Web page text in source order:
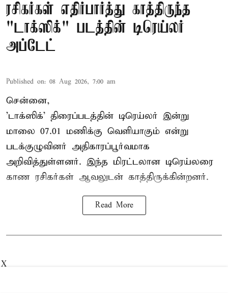
ரசிகர்கள் எதிர்பார்த்து காத்திருந்த
"டாக்ஸிக்" படத்தின் டிரெய்லர்
அப்டேட்
Published on: 08 Aug 2026, 7:00 am
சென்னை,
'டாக்ஸிக்' திரைப்படத்தின் டிரெய்லர் இன்று
மாலை 07.01 மணிக்கு வெளியாகும் என்று
படக்குழுவினர் அதிகாரப்பூர்வமாக
அறிவித்துள்ளனர். இந்த மிரட்டலான டிரெய்லரை
காண ரசிகர்கள் ஆவலுடன் காத்திருக்கின்றனர்.
Read More
X